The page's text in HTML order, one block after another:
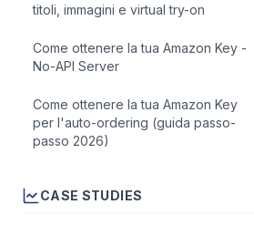
titoli, immagini e virtual try-on
Come ottenere la tua Amazon Key -
No-API Server
Come ottenere la tua Amazon Key
per l'auto-ordering (guida passo-
passo 2026)
CASE STUDIES